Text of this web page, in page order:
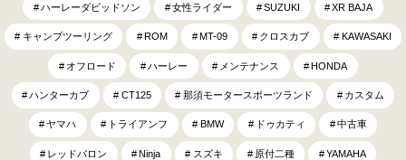
ハーレーダビッドソン 女性ライダー SUZUKI XR BAJA
キャンプツーリング ROM MT-09 クロスカブ KAWASAKI
オフロード ハーレー メンテナンス HONDA
ハンターカブ CT125 那須モータースポーツランド カスタム
ヤマハ トライアンフ BMW ドゥカティ 中古車
レッドバロン Ninja スズキ 原付二種 YAMAHA